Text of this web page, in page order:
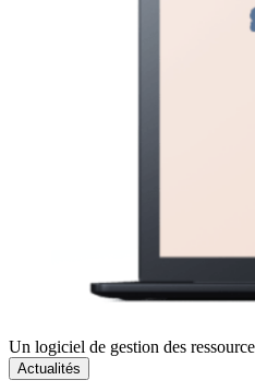
Un logiciel de gestion des
Actualités